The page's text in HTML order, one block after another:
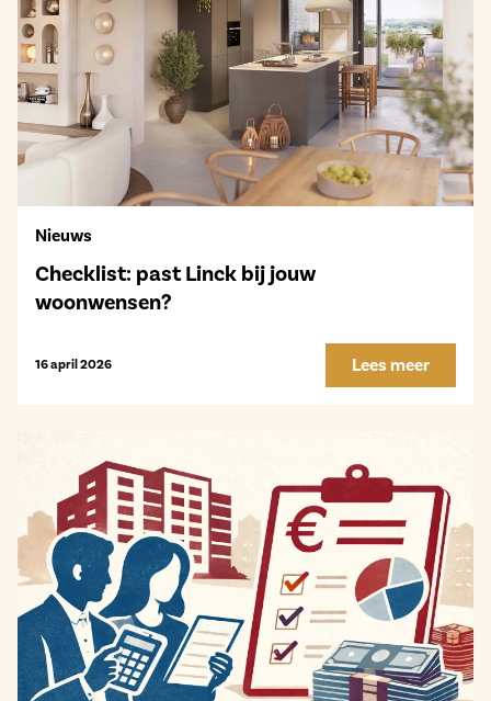
Nieuws
Checklist: past Linck bij jouw
woonwensen?
16 april 2026 Lees meer